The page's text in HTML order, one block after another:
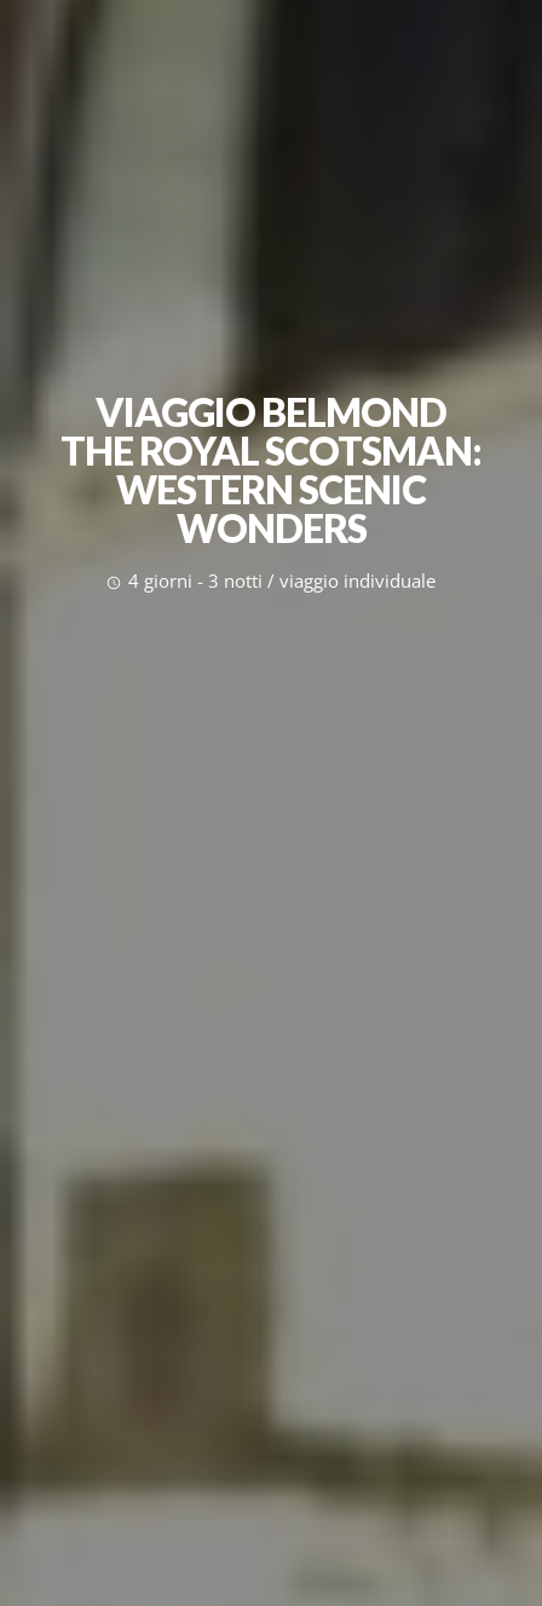
VIAGGIO BELMOND
THE ROYAL SCOTSMAN:
WESTERN SCENIC
WONDERS
4 giorni - 3 notti / viaggio individuale